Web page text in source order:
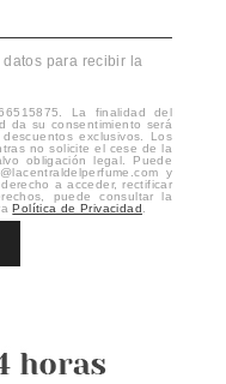
para recibir la
La finalidad del
da su consentimiento será
exclusivos. Los
no solicite el cese de la
obligación legal. Puede
y
a acceder, rectificar
puede consultar la
Política de Privacidad